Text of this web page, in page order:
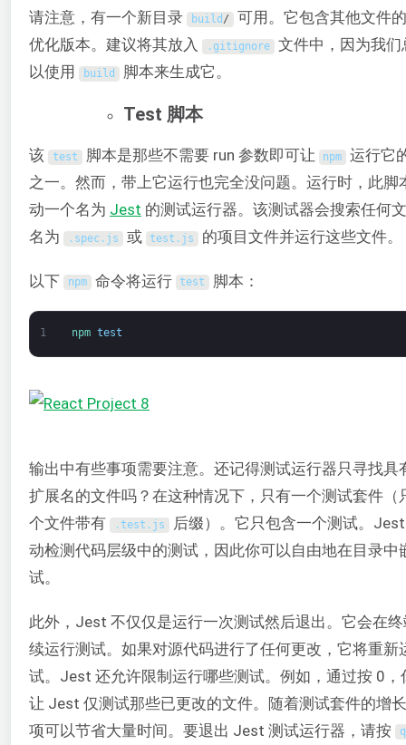
请注意，有一个新目录 build / 可用。它包含其他文件
优化版本。建议将其放入
.gitignore 文件中，因为我们
以使用
build 脚本来生成它。
Test 脚本
该 test 脚本是那些不需要 run 参数即可让 npm
运行它
之一。然而，带上它运行也完全没问题。运行时，此脚
动一个名为 Jest 的测试运行器。该测试器会搜索任何
名为
. spec . js 或 test . js 的项目文件并运行这些文件。
以下 npm 命令将运行 test 脚本：
1 npm test
输出中有些事项需要注意。还记得测试运行器只寻找具
扩展名的文件吗？在这种情况下，只有一个测试套件（
个文件带有
.test . js 后缀）。它只包含一个测试。
动检测代码层级中的测试，因此你可以自由地在目录中
试。
此外，Jest 不仅仅是运行一次测试然后退出。它会在
续运行测试。如果对源代码进行了任何更改，它将重新
试。Jest 还允许限制运行哪些测试。例如，通过按 0，
让 Jest 仅测试那些已更改的文件。随着测试套件的增
项可以节省大量时间。要退出 Jest 测试运行器，请按
q